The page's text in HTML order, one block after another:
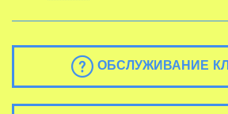
ОБСЛУЖИВАНИЕ